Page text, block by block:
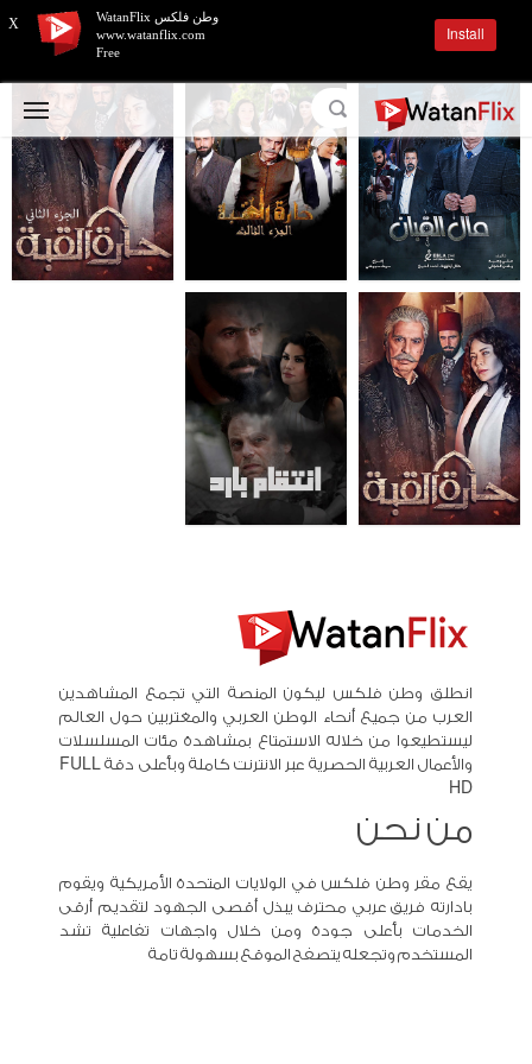
X
وطن فلكس WatanFlix
www.watanflix.com
Free
Install
انطلق وطن فلكس ليكون المنصة التي تجمع المشاهدين
العرب من جميع أنحاء الوطن العربي والمغتربين حول العالم
ليستطيعوا من خلاله الاستمتاع بمشاهدة مئات المسلسلات
والأعمال العربية الحصرية عبر الانترنت كاملة وبأعلى دقة FULL
HD
من نحن
يقع مقر وطن فلكس في الولايات المتحدة الأمريكية ويقوم
بادارته فريق عربي محترف يبذل أقصى الجهود لتقديم أرقى
الخدمات بأعلى جودة ومن خلال واجهات تفاعلية تشد
المستخدم وتجعله يتصفح الموقع بسهولة تامة